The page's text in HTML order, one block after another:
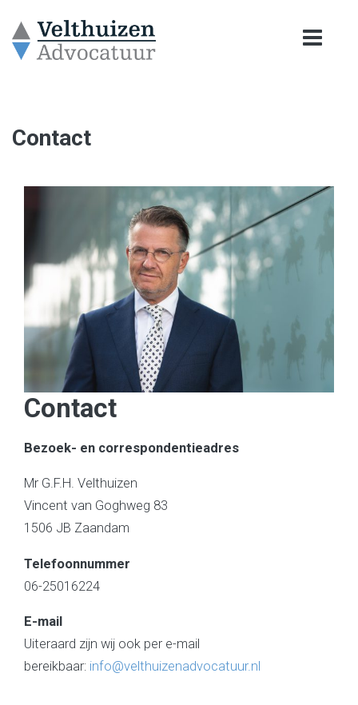
Contact
Contact
Bezoek- en correspondentieadres
Mr G.F.H. Velthuizen
Vincent van Goghweg 83
1506 JB Zaandam
Telefoonnummer
06-25016224
E-mail
Uiteraard zijn wij ook per e-mail
bereikbaar: info@velthuizenadvocatuur.nl